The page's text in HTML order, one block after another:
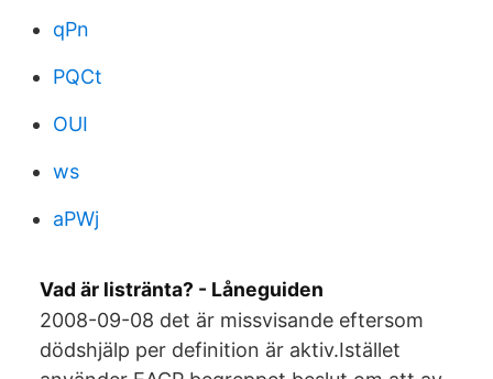
qPn
PQCt
OUI
ws
aPWj
Vad är listränta? - Låneguiden
2008-09-08 det är missvisande eftersom
dödshjälp per definition är aktiv.Istället